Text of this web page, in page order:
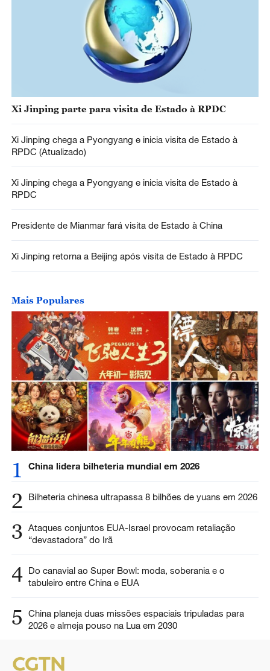
Xi Jinping parte para visita de Estado à RPDC
Xi Jinping chega a Pyongyang e inicia visita de Estado à
RPDC (Atualizado)
Xi Jinping chega a Pyongyang e inicia visita de Estado à
RPDC
Presidente de Mianmar fará visita de Estado à China
Xi Jinping retorna a Beijing após visita de Estado à RPDC
Mais Populares
1 China lidera bilheteria mundial em 2026
2 Bilheteria chinesa ultrapassa 8 bilhões de yuans em 2026
3 Ataques conjuntos EUA-Israel provocam retaliação
“devastadora” do Irã
4 Do canavial ao Super Bowl: moda, soberania e o
tabuleiro entre China e EUA
5
China planeja duas missões espaciais tripuladas para
2026 e almeja pouso na Lua em 2030